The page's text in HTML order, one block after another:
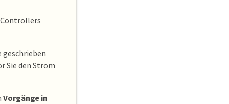
Controllers
geschrieben
Sie den Strom
Vorgänge in